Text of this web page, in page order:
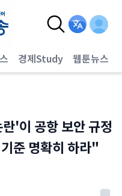
경제Study 웹툰뉴스
'이 공항 보안 규정
준 명확히 하라"